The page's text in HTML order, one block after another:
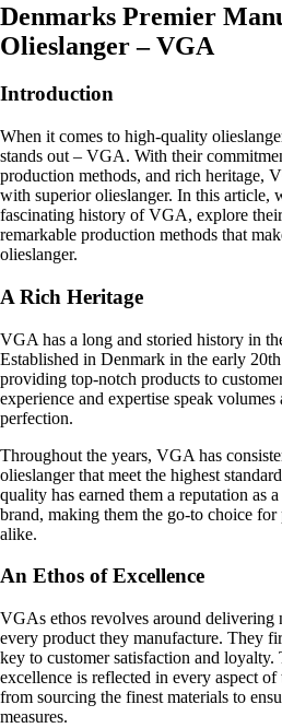
Denmarks Premier
Olieslanger – VGA
Introduction
When it comes to high-quality
stands out – VGA. With their
production methods, and rich heritage,
with superior olieslanger. In this article,
fascinating history of VGA, explore
remarkable production methods that
olieslanger.
A Rich Heritage
VGA has a long and storied history in
Established in Denmark in the early
providing top-notch products to
experience and expertise speak
perfection.
Throughout the years, VGA has
olieslanger that meet the highest
quality has earned them a reputation as
brand, making them the go-to choice
alike.
An Ethos of Excellence
VGAs ethos revolves around delivering
every product they manufacture. They
key to customer satisfaction and
excellence is reflected in every aspect
from sourcing the finest materials to
measures.